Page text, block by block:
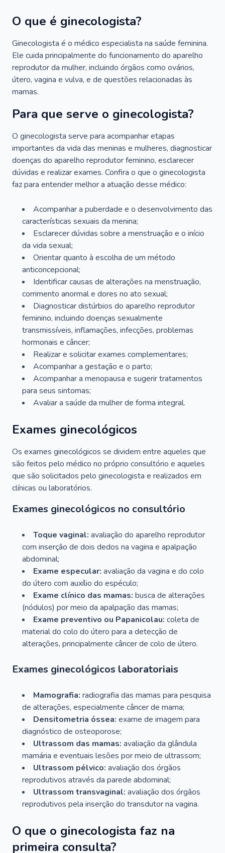
O que é ginecologista?
Ginecologista é o médico especialista na saúde feminina.
Ele cuida principalmente do funcionamento do aparelho
reprodutor da mulher, incluindo órgãos como ovários,
útero, vagina e vulva, e de questões relacionadas às
mamas.
Para que serve o ginecologista?
O ginecologista serve para acompanhar etapas
importantes da vida das meninas e mulheres, diagnosticar
doenças do aparelho reprodutor feminino, esclarecer
dúvidas e realizar exames. Confira o que o ginecologista
faz para entender melhor a atuação desse médico:
Acompanhar a puberdade e o desenvolvimento das
características sexuais da menina;
Esclarecer dúvidas sobre a menstruação e o início
da vida sexual;
Orientar quanto à escolha de um método
anticoncepcional;
Identificar causas de alterações na menstruação,
corrimento anormal e dores no ato sexual;
Diagnosticar distúrbios do aparelho reprodutor
feminino, incluindo doenças sexualmente
transmissíveis, inflamações, infecções, problemas
hormonais e câncer;
Realizar e solicitar exames complementares;
Acompanhar a gestação e o parto;
Acompanhar a menopausa e sugerir tratamentos
para seus sintomas;
Avaliar a saúde da mulher de forma integral.
Exames ginecológicos
Os exames ginecológicos se dividem entre aqueles que
são feitos pelo médico no próprio consultório e aqueles
que são solicitados pelo ginecologista e realizados em
clínicas ou laboratórios.
Exames ginecológicos no consultório
Toque vaginal: avaliação do aparelho reprodutor
com inserção de dois dedos na vagina e apalpação
abdominal;
Exame especular: avaliação da vagina e do colo
do útero com auxílio do espéculo;
Exame clínico das mamas: busca de alterações
(nódulos) por meio da apalpação das mamas;
Exame preventivo ou Papanicolau: coleta de
material do colo do útero para a detecção de
alterações, principalmente câncer de colo de útero.
Exames ginecológicos laboratoriais
Mamografia: radiografia das mamas para pesquisa
de alterações, especialmente câncer de mama;
Densitometria óssea: exame de imagem para
diagnóstico de osteoporose;
Ultrassom das mamas: avaliação da glândula
mamária e eventuais lesões por meio de ultrassom;
Ultrassom pélvico: avaliação dos órgãos
reprodutivos através da parede abdominal;
Ultrassom transvaginal: avaliação dos órgãos
reprodutivos pela inserção do transdutor na vagina.
O que o ginecologista faz na
primeira consulta?